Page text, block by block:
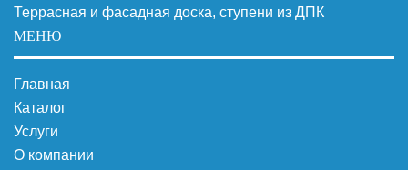
Террасная и фасадная доска, ступени из ДПК
МЕНЮ
Главная
Каталог
Услуги
О компании